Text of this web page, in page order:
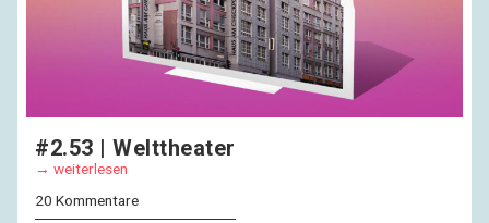
#2.53 | Welttheater
weiterlesen
20 Kommentare